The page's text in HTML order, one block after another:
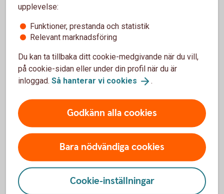
Pensionssparande
Olycksfallsförsäkring
Tjänstegrupplivförsäkring TGL
Vårdförsäkring företag
upplevelse:
Funktioner, prestanda och statistik
Relevant marknadsföring
Du kan ta tillbaka ditt cookie-medgivande när du vill,
på cookie-sidan eller under din profil när du är
inloggad. Så hanterar vi cookies .
Godkänn alla cookies
Bara nödvändiga cookies
Cookie-inställningar